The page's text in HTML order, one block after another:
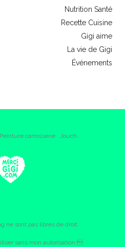
Nutrition Santé
Recette Cuisine
Gigi aime
La vie de Gigi
Événements
carrosserie : Jouch.
ne sont pas libres de droit.
sans mon autorisation.